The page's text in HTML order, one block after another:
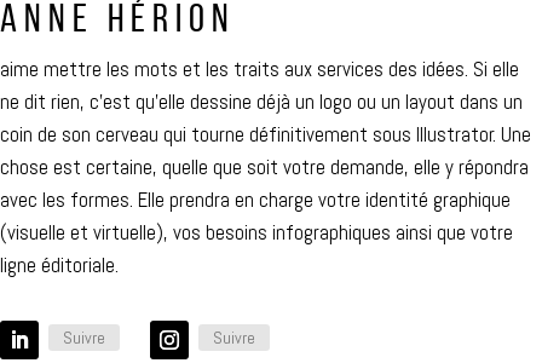
ANNE HÉRION
aime mettre les mots et les traits aux services des idées. Si elle
ne dit rien, c’est qu’elle dessine déjà un logo ou un layout dans un
coin de son cerveau qui tourne définitivement sous Illustrator. Une
chose est certaine, quelle que soit votre demande, elle y répondra
avec les formes. Elle prendra en charge votre identité graphique
(visuelle et virtuelle), vos besoins infographiques ainsi que votre
ligne éditoriale.
Suivre Suivre